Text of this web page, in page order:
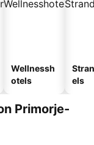
Wellnessh
otels
els
Primorje-